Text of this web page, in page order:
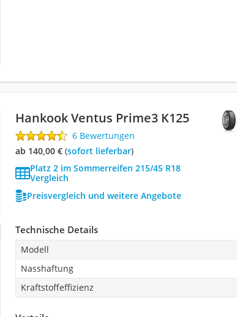
Hankook Ventus Prime3 K125
6 Bewertungen
ab 140,00 €( Sofort lieferbar)
Platz 2 im Sommerreifen 215/45 R18
Vergleich
Preisvergleich und weitere Angebote
Technische Details
Modell
Nasshaftung
Kraftstoffeffizienz